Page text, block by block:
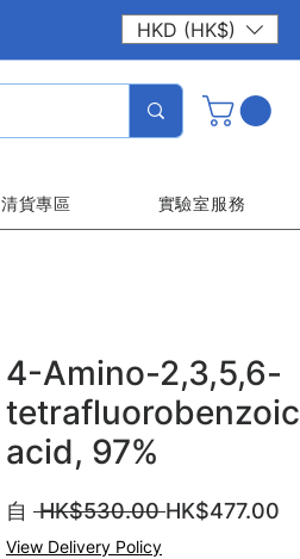
HKD (HK$)
清貨專區 實驗室服務
4-Amino-2,3,5,6-
tetrafluorobenzoic
acid, 97%
自 HK$530.00 一
HK$477.00
View Delivery Policy